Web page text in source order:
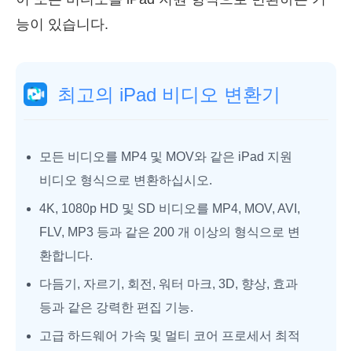
능이 있습니다.
최고의 iPad 비디오 변환기
모든 비디오를 MP4 및 MOV와 같은 iPad 지원
비디오 형식으로 변환하십시오.
4K, 1080p HD 및 SD 비디오를 MP4, MOV, AVI,
FLV, MP3 등과 같은 200 개 이상의 형식으로 변
환합니다.
다듬기, 자르기, 회전, 워터 마크, 3D, 향상, 효과
등과 같은 강력한 편집 기능.
고급 하드웨어 가속 및 멀티 코어 프로세서 최적